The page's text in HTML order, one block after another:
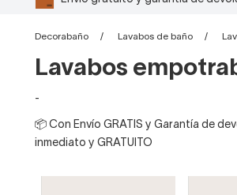
Decorabaño Lavabos de baño
Lavabos
-
📦 Con Envío GRATIS y Garantía de
inmediato y GRATUITO